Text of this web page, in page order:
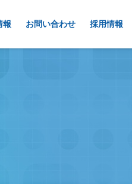
報 お問い合わせ 採用情報